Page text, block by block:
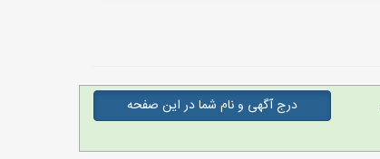
درج آگهی و نام شما در این صفحه